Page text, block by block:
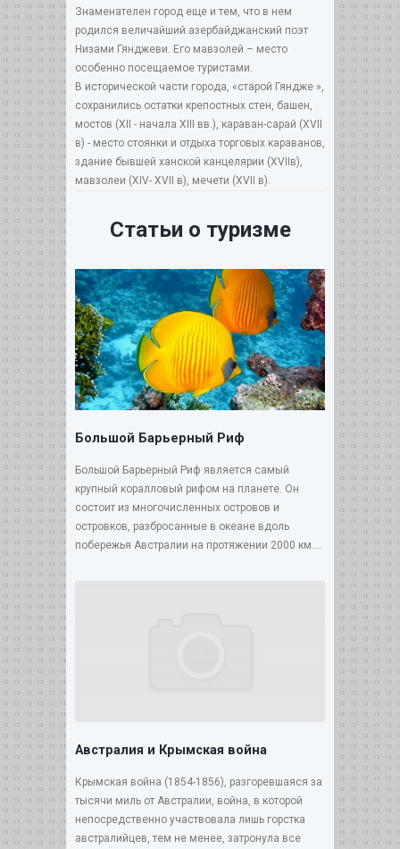
Знаменателен город еще и тем, что в нем
родился величайший азербайджанский поэт
Низами Гянджеви. Его мавзолей – место
особенно посещаемое туристами.
В исторической части города, «старой Гяндже »,
сохранились остатки крепостных стен, башен,
мостов (XII - начала XIII вв.), караван-сарай (ХVII
в) - место стоянки и отдыха торговых караванов,
здание бывшей ханской канцелярии (ХVIIв),
мавзолеи (ХIV- ХVII в), мечети (ХVII в).
Статьи о туризме
Большой Барьерный Риф
Большой Барьерный Риф является самый
крупный коралловый рифом на планете. Он
состоит из многочисленных островов и
островков, разбросанные в океане вдоль
побережья Австралии на протяжении 2000 км....
Австралия и Крымская война
Крымская война (1854-1856), разгоревшаяся за
тысячи миль от Австралии, война, в которой
непосредственно участвовала лишь горстка
австралийцев, тем не менее, затронула все